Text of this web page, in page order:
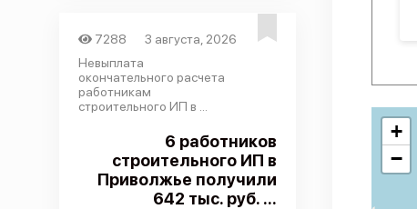
7288
3 августа, 2026
Невыплата
окончательного расчета
работникам
строительного ИП в ...
6 работников
строительного ИП в
Приволжье получили
642 тыс. руб. ...
+
−